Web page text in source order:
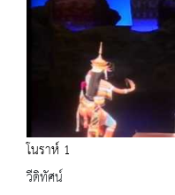
โนราห์ 1
วีดิทัศน์